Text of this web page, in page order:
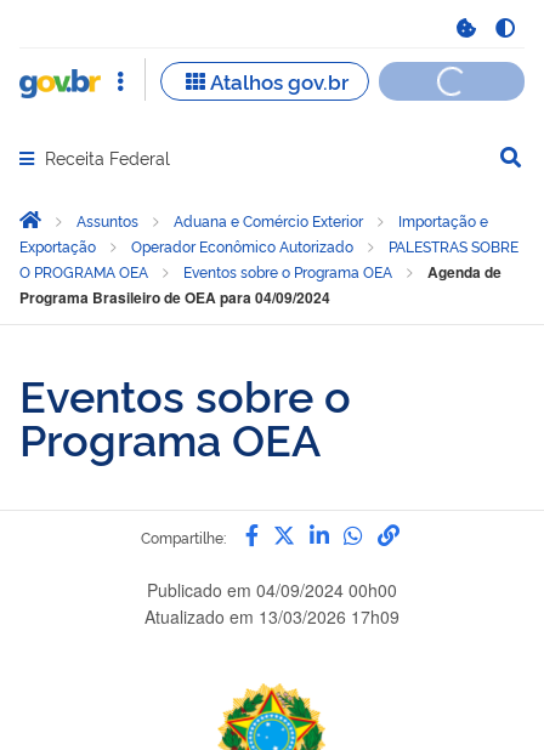
Abrir menu principal de navegação
Receita Federal
Você está aqui:
Página Inicial
Assuntos Aduana e Comércio Exterior
Importação e
Exportação
Operador Econômico Autorizado
PALESTRAS SOBRE
O PROGRAMA OEA
Eventos sobre o Programa OEA
Agenda de
Programa Brasileiro de OEA para 04/09/2024
Eventos sobre o
Programa OEA
Compartilhe: Compartilhe por Facebook
Compartilhe por Twitter
Compartilhe por
Compartilhe por
link para
Publicado em 04/09/2024 00h00
Atualizado em 13/03/2026 17h09